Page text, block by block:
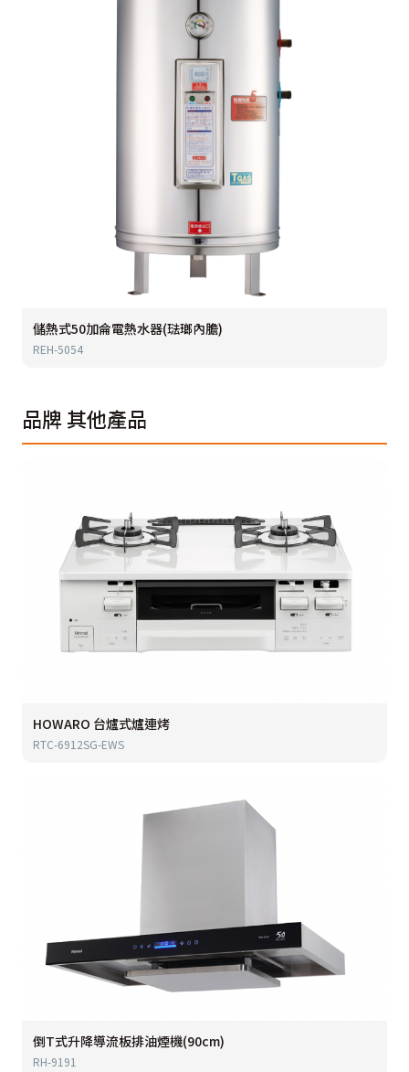
儲熱式50加侖電熱水器(琺瑯內膽)
REH-5054
品牌其他產品
HOWARO 台爐式爐連烤
RTC-6912SG-EWS
倒T式升降導流板排油煙機(90cm)
RH-9191